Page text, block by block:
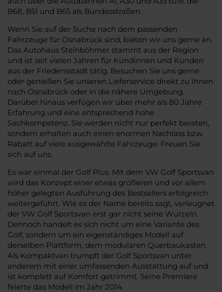
B68, B51 und B65 als Bundesstraßen.
Wenn Sie auf der Suche nach dem passenden
Fahrzeuge für Osnabrück sind, bieten wir uns gerne an.
Das Autohaus Steinböhmer stammt aus der Region
und ist seit vielen Jahren für Kundinnen und Kunden
aus der Friedensstadt tätig. Besuchen Sie uns gerne
oder genießen Sie unseren Lieferservice direkt zu Ihnen
nach Osnabrück oder in die nähere Umgebung.
Darüber hinaus verfügen wir über mehr als 80 Jahre
Erfahrung und eine entsprechend hohe
Sachkompetenz. Sie werden nicht nur perfekt beraten,
sondern erhalten auch einen enormen Nachlass bzw.
Rabatt auf viele ausgewählte Fahrzeuge. Freuen Sie
sich auf uns.
Es war einmal der Golf Plus. Mit dem VW Golf Sportsvan
wird das Konzept einer etwas größeren und vor allem
höher gelegten Ausführung des Bestsellers erfolgreich
weitergeführt. Wie es der Name bereits sagt, verleugnet
der VW Golf Sportsvan erst gar nicht seine Wurzeln.
Dennoch handelt es sich nicht um eine Variante des
Golf, sondern um ein eigenständiges Modell auf
derselben Plattform, dem modularen Querbaukasten.
Als Kompaktvan trumpft der Golf Sportsvan unter
anderem mit einer umfassenden Ausstattung auf und
ist komplett auf Komfort getrimmt. Seine Premiere
feierte das Modell im Jahr 2014.